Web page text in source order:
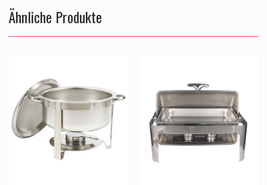
Ähnliche Produkte